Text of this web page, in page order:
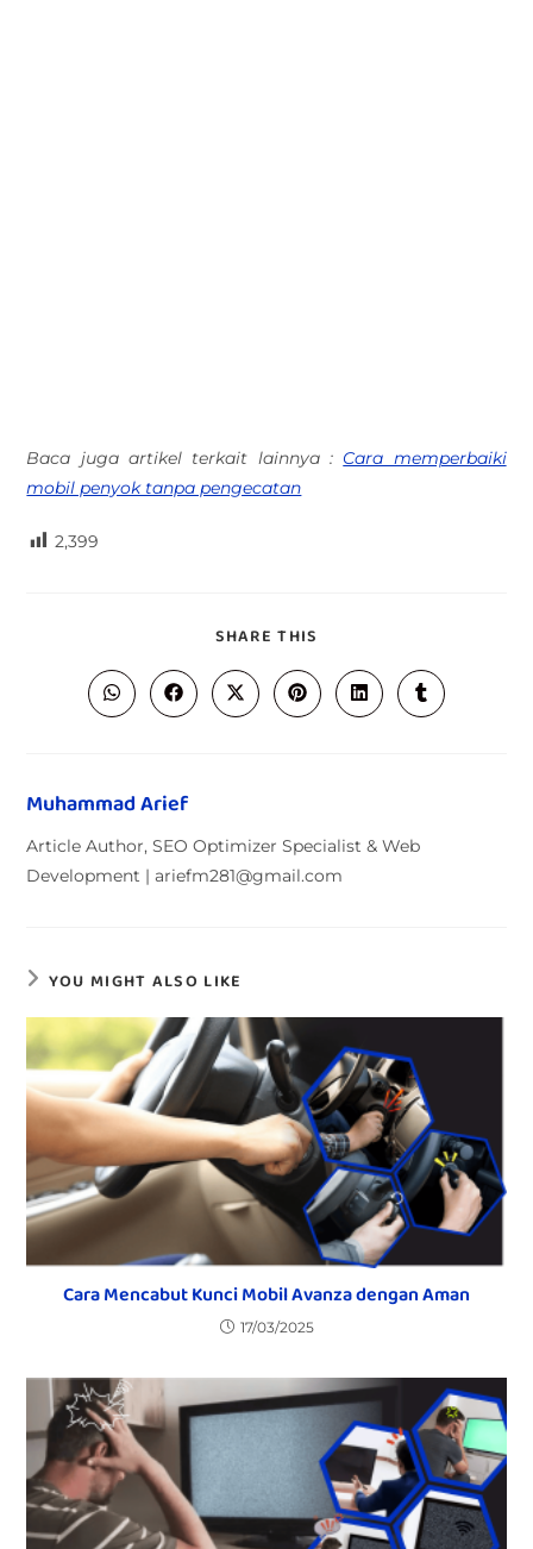
Baca juga artikel terkait lainnya : Cara memperbaiki
mobil penyok tanpa pengecatan
2,399
SHARE THIS
Muhammad Arief
Article Author, SEO Optimizer Specialist & Web
Development | ariefm281@gmail.com
YOU MIGHT ALSO LIKE
Cara Mencabut Kunci Mobil Avanza dengan Aman
17/03/2025